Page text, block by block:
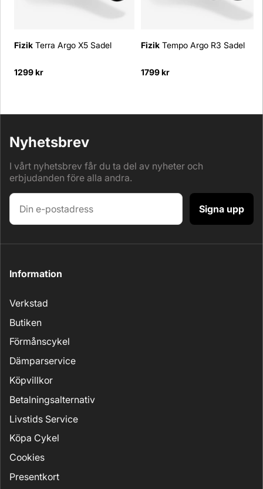
Fizik Terra Argo X5 Sadel
1299 kr
Fizik Tempo Argo R3 Sadel
1799 kr
Nyhetsbrev
I vårt nyhetsbrev får du ta del av nyheter och
erbjudanden före alla andra.
Signa upp
Information
Verkstad
Butiken
Förmånscykel
Dämparservice
Köpvillkor
Betalningsalternativ
Livstids Service
Köpa Cykel
Cookies
Presentkort